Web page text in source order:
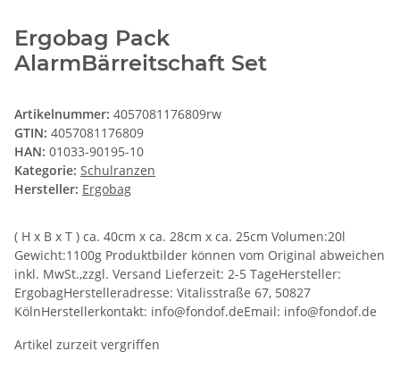
Ergobag Pack
AlarmBärreitschaft Set
Artikelnummer: 4057081176809rw
GTIN: 4057081176809
HAN: 01033-90195-10
Kategorie: Schulranzen
Hersteller: Ergobag
( H x B x T ) ca. 40cm x ca. 28cm x ca. 25cm Volumen:20l
Gewicht:1100g Produktbilder können vom Original abweichen
inkl. MwSt.,zzgl. Versand Lieferzeit: 2-5 TageHersteller:
ErgobagHerstelleradresse: Vitalisstraße 67, 50827
KölnHerstellerkontakt: info@fondof.deEmail: info@fondof.de
Artikel zurzeit vergriffen